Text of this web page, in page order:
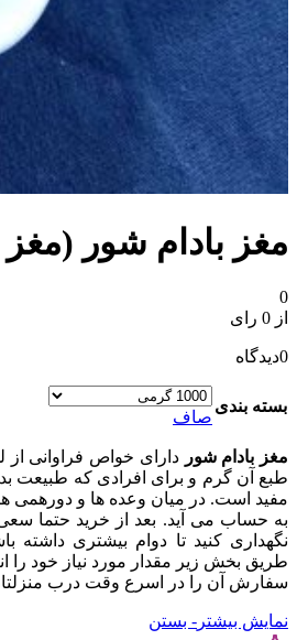
مغز بادام شور
0
از 0 رای
0دیدگاه
بسته بندی
صاف
مغز بادام شور دارای خواص فراوانی
طبع آن گرم و برای افرادی که طبیعت
مفید است. در میان وعده ها و دورهمی
به حساب می آید. بعد از خرید حتما
نگهداری کنید تا دوام بیشتری داشته
طریق بخش زیر مقدار مورد نیاز خود را
سفارش آن را در اسرع وقت درب
نمایش بیشتر - بستن